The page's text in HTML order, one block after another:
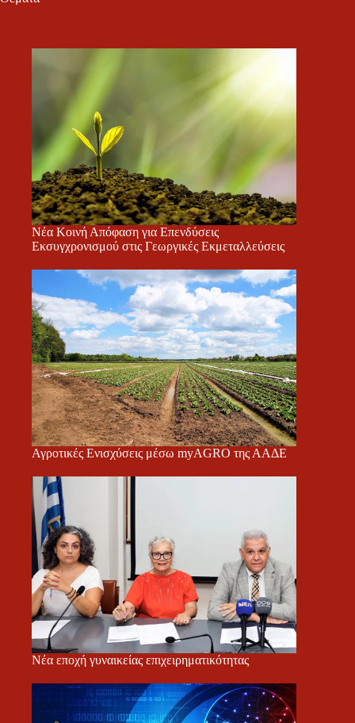
Νέα Κοινή Απόφαση για Επενδύσεις
Εκσυγχρονισμού στις Γεωργικές Εκμεταλλεύσεις
Αγροτικές Ενισχύσεις μέσω myAGRO της ΑΑΔΕ
Νέα εποχή γυναικείας επιχειρηματικότητας